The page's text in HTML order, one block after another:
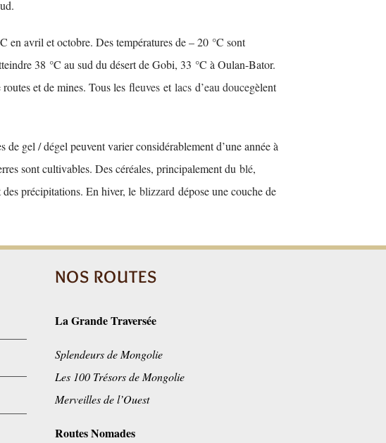
en avril et octobre. Des températures de – 20 °C sont
38 °C au sud du désert de Gobi, 33 °C à Oulan-Bator.
et de mines. Tous les fleuves etlacs d’eau doucegèlent
gel / dégel peuvent varier considérablement d’une année à
sont cultivables. Des céréales, principalement du blé,
précipitations. En hiver, le blizzard dépose une couche de
NOS ROUTES
La Grande Traversée
Splendeurs de Mongolie
Les 100 Trésors de Mongolie
Merveilles de l’Ouest
Routes Nomades